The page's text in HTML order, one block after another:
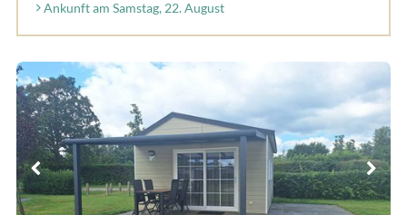
Ankunft am Samstag, 22. August